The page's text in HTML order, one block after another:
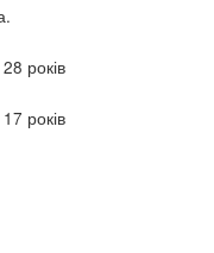
28 років
17 років